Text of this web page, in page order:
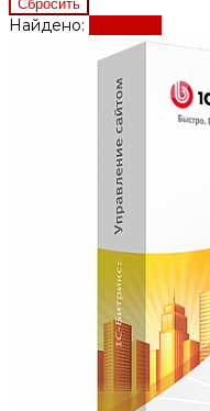
Найдено: